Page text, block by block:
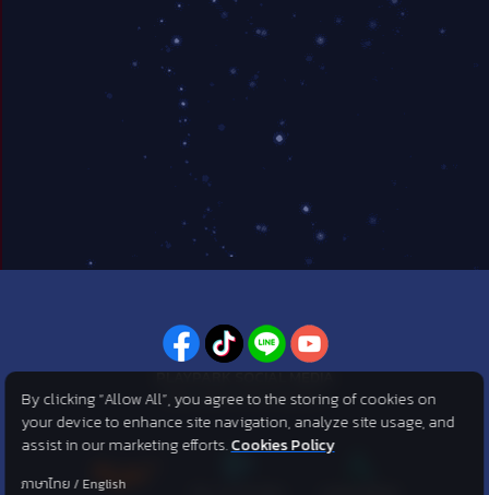
PLAYPARK SOCIAL MEDIA
ไม่พลาดทุกข่าวสารจาก PlayPark
By clicking “Allow All”, you agree to the storing of cookies on
your device to enhance site navigation, analyze site usage, and
assist in our marketing efforts.Cookies Policy
ภาษาไทย / English